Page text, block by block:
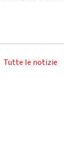
Tutte le notizie